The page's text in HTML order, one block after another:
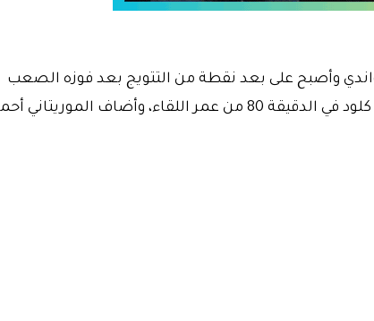
وأصبح على بعد نقطة من التتويج بعد فوزه الصعب
عصر اليوم على فريق موهانقا بهدفي البوروندي جان كلود في الدقيقة 80 من عمر اللقاء، وأضاف الموريتاني